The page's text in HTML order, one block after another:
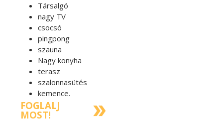
Társalgó
nagy TV
csocsó
pingpong
szauna
Nagy konyha
terasz
szalonnasütés
kemence.
FOGLALJ
MOST!